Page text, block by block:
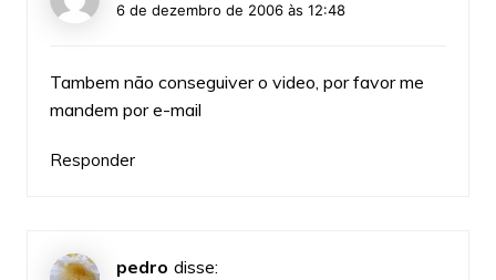
6 de dezembro de 2006 às 12:48
Tambem não conseguiver o video, por favor me
mandem por e-mail
Responder
pedro disse: